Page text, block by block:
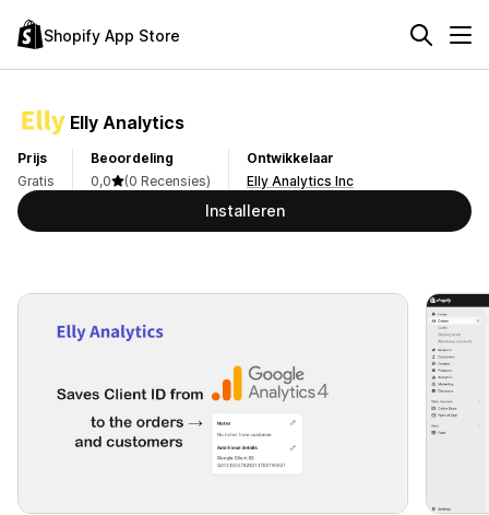
Shopify App Store
Elly Analytics
Prijs
Gratis
Beoordeling
0,0
(0 Recensies)
Ontwikkelaar
Elly Analytics Inc
Installeren